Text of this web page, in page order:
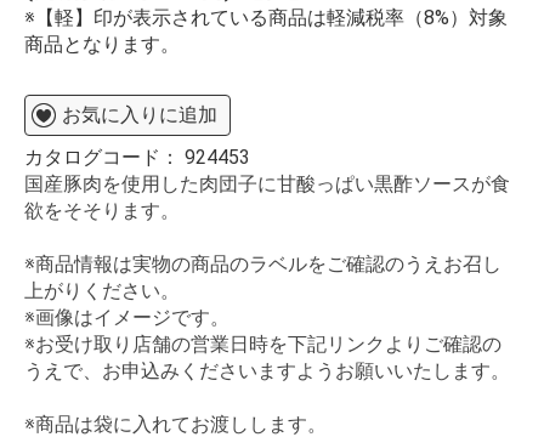
※【軽】印が表示されている商品は軽減税率（8%）対象
商品となります。
お気に入りに追加
カタログコード： 924453
国産豚肉を使用した肉団子に甘酸っぱい黒酢ソースが食
欲をそそります。
※商品情報は実物の商品のラベルをご確認のうえお召し
上がりください。
※画像はイメージです。
※お受け取り店舗の営業日時を下記リンクよりご確認の
うえで、お申込みくださいますようお願いいたします。
※商品は袋に入れてお渡しします。